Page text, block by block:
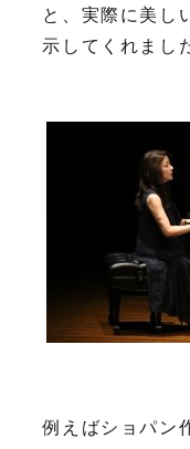
と、実際に美し
示してくれまし
例えばショパン